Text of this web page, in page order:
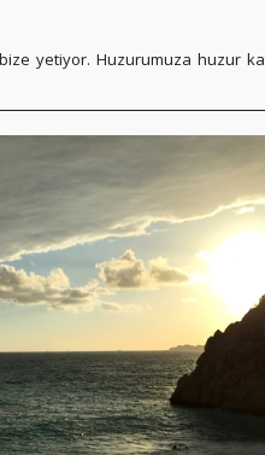
yetiyor. Huzurumuza huzur